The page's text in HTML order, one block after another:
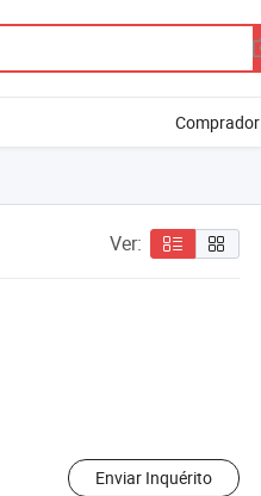
Comprador
Ver:
Enviar Inquérito